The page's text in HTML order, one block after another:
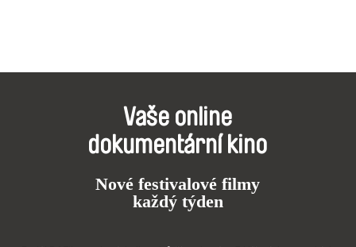
Vaše online
dokumentární kino
Nové festivalové filmy
každý týden